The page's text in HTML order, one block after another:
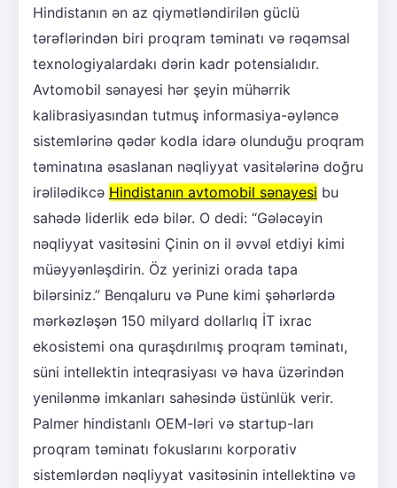
Hindistanın ən az qiymətləndirilən güclü
tərəflərindən biri proqram təminatı və rəqəmsal
texnologiyalardakı dərin kadr potensialıdır.
Avtomobil sənayesi hər şeyin mühərrik
kalibrasiyasından tutmuş informasiya-əyləncə
sistemlərinə qədər kodla idarə olunduğu proqram
təminatına əsaslanan nəqliyyat vasitələrinə doğru
irəlilədikcə Hindistanın avtomobil sənayesi bu
sahədə liderlik edə bilər. O dedi: “Gələcəyin
nəqliyyat vasitəsini Çinin on il əvvəl etdiyi kimi
müəyyənləşdirin. Öz yerinizi orada tapa
bilərsiniz.” Benqaluru və Pune kimi şəhərlərdə
mərkəzləşən 150 milyard dollarlıq İT ixrac
ekosistemi ona quraşdırılmış proqram təminatı,
süni intellektin inteqrasiyası və hava üzərindən
yenilənmə imkanları sahəsində üstünlük verir.
Palmer hindistanlı OEM-ləri və startup-ları
proqram təminatı fokuslarını korporativ
sistemlərdən nəqliyyat vasitəsinin intellektinə və